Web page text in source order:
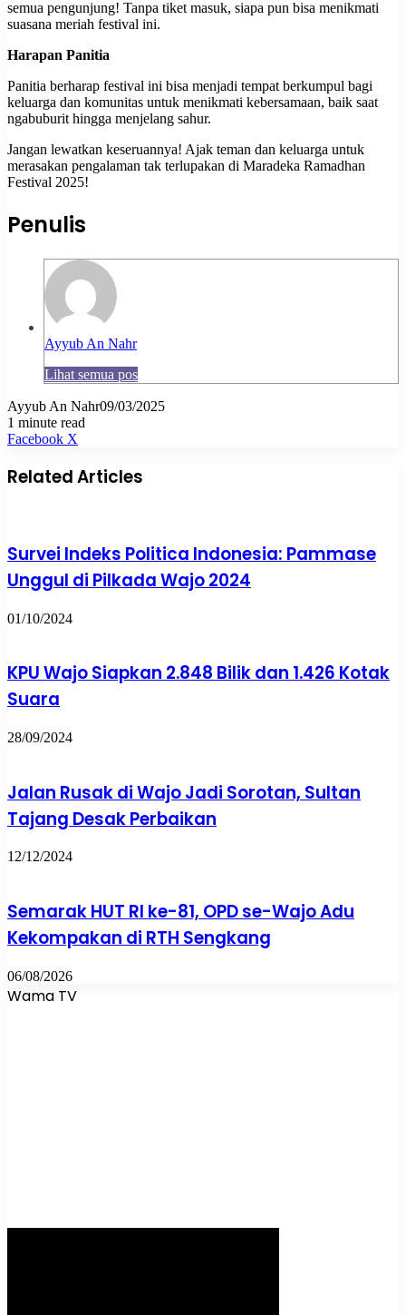
semua pengunjung! Tanpa tiket masuk, siapa pun bisa menikmati
suasana meriah festival ini.
Harapan Panitia
Panitia berharap festival ini bisa menjadi tempat berkumpul bagi
keluarga dan komunitas untuk menikmati kebersamaan, baik saat
ngabuburit hingga menjelang sahur.
Jangan lewatkan keseruannya! Ajak teman dan keluarga untuk
merasakan pengalaman tak terlupakan di Maradeka Ramadhan
Festival 2025!
Penulis
Ayyub An Nahr
Lihat semua pos
Ayyub An Nahr09/03/2025
1 minute read
Facebook X
Email
Related Articles
Survei Indeks Politica Indonesia: Pammase
Unggul di Pilkada Wajo 2024
01/10/2024
KPU Wajo Siapkan 2.848 Bilik dan 1.426 Kotak
Suara
28/09/2024
Jalan Rusak di Wajo Jadi Sorotan, Sultan
Tajang Desak Perbaikan
12/12/2024
Semarak HUT RI ke-81, OPD se-Wajo Adu
Kekompakan di RTH Sengkang
06/08/2026
Wama TV